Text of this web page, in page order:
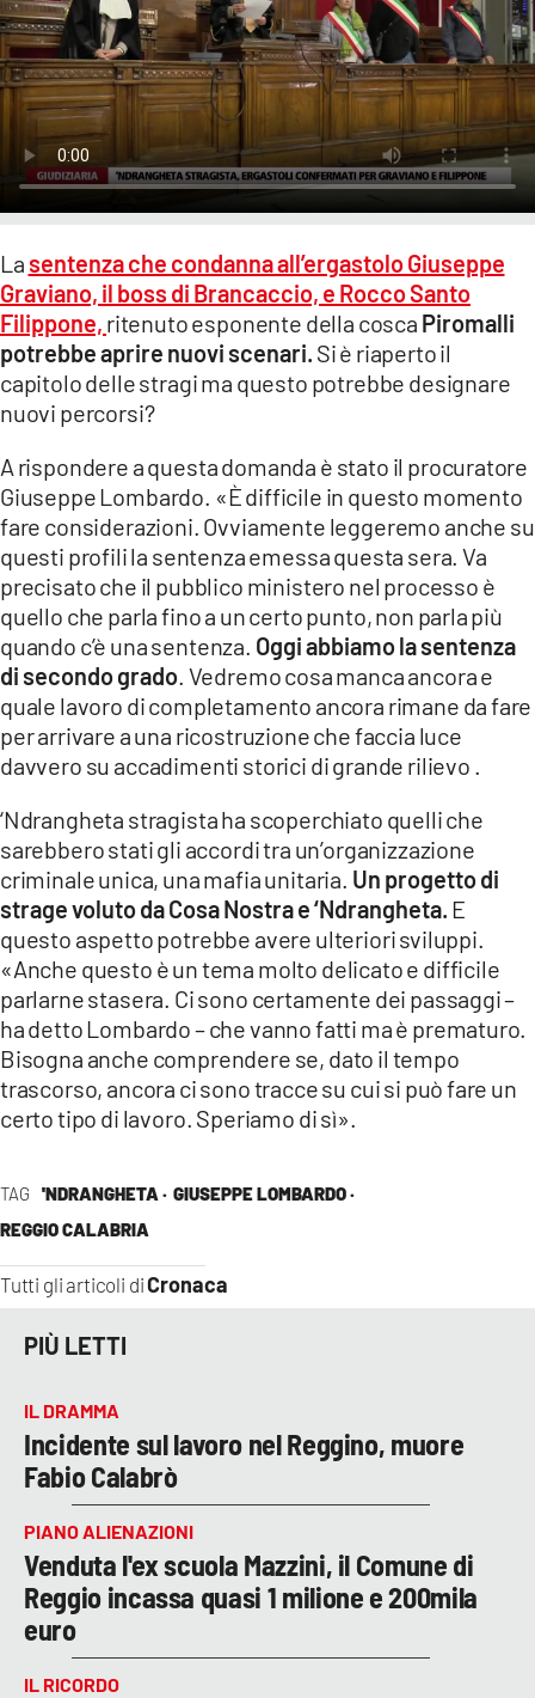
LACTV.IT
LACONAIR.IT
LACITYMAG.IT
ILREGGINO.IT
ILVIBONESE.IT
CATANZAROCHANNEL.IT
LACAPITALENEWS.IT
App
ANDROID
APPLE
TAG 'NDRANGHETA · GIUSEPPE LOMBARDO ·
REGGIO CALABRIA
Tutti gli articoli diCronaca
La sentenza che condanna all’ergastolo Giuseppe
Graviano, il boss di Brancaccio, e Rocco Santo
Filippone, ritenuto esponente della cosca Piromalli
potrebbe aprire nuovi scenari. Si è riaperto il
capitolo delle stragi ma questo potrebbe designare
nuovi percorsi?
A rispondere a questa domanda è stato il procuratore
Giuseppe Lombardo. «È difficile in questo momento
fare considerazioni. Ovviamente leggeremo anche su
questi profili la sentenza emessa questa sera. Va
precisato che il pubblico ministero nel processo è
quello che parla fino a un certo punto, non parla più
quando c’è una sentenza. Oggi abbiamo la sentenza
di secondo grado . Vedremo cosa manca ancora e
quale lavoro di completamento ancora rimane da fare
per arrivare a una ricostruzione che faccia luce
davvero su accadimenti storici di grande rilievo .
‘Ndrangheta stragista ha scoperchiato quelli che
sarebbero stati gli accordi tra un’organizzazione
criminale unica, una mafia unitaria. Un progetto di
strage voluto da Cosa Nostra e ‘Ndrangheta. E
questo aspetto potrebbe avere ulteriori sviluppi.
«Anche questo è un tema molto delicato e difficile
parlarne stasera. Ci sono certamente dei passaggi –
ha detto Lombardo – che vanno fatti ma è prematuro.
Bisogna anche comprendere se, dato il tempo
trascorso, ancora ci sono tracce su cui si può fare un
certo tipo di lavoro. Speriamo di sì».
PIÙ LETTI
IL DRAMMA
Incidente sul lavoro nel Reggino, muore
Fabio Calabrò
PIANO ALIENAZIONI
Venduta l'ex scuola Mazzini, il Comune di
Reggio incassa quasi 1 milione e 200mila
euro
IL RICORDO